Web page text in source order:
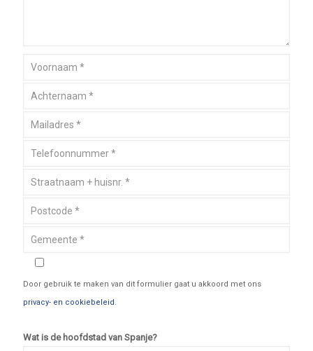
Door gebruik te maken van dit formulier gaat u akkoord met ons
privacy- en cookiebeleid.
Wat is de hoofdstad van Spanje?